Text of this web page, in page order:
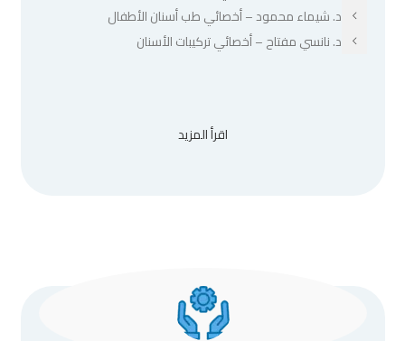
د. شيماء محمود – أخصائي طب أسنان الأطفال
د. نانسي مفتاح – أخصائي تركيبات الأسنان
اقرأ المزيد